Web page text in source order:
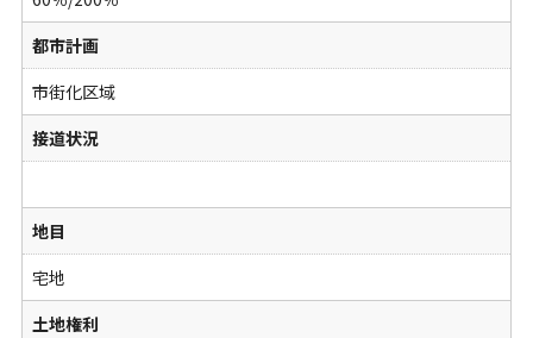
都市計画
市街化区域
接道状況
地目
宅地
土地権利